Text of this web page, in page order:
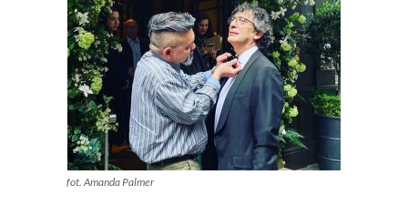
fot. Amanda Palmer